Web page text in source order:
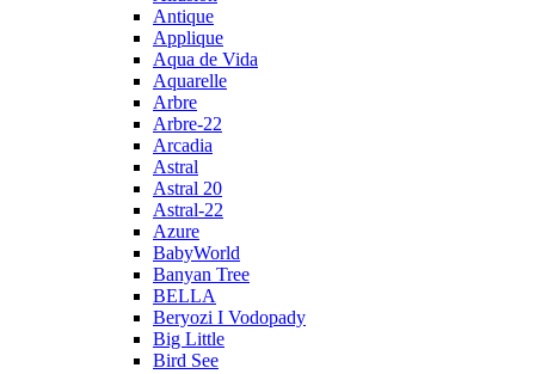
Antique
Applique
Aqua de Vida
Aquarelle
Arbre
Arbre-22
Arcadia
Astral
Astral 20
Astral-22
Azure
BabyWorld
Banyan Tree
BELLA
Beryozi I Vodopady
Big Little
Bird See